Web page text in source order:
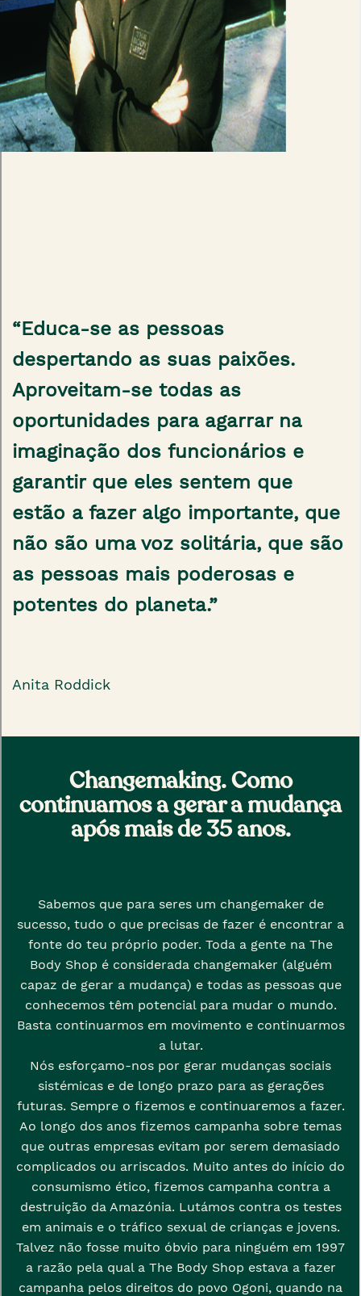
“Educa-se as pessoas
despertando as suas paixões.
Aproveitam-se todas as
oportunidades para agarrar na
imaginação dos funcionários e
garantir que eles sentem que
estão a fazer algo importante, que
não são uma voz solitária, que são
as pessoas mais poderosas e
potentes do planeta.”
Anita Roddick
Changemaking. Como
continuamos a gerar a mudança
após mais de 35 anos.
Sabemos que para seres um changemaker de
sucesso, tudo o que precisas de fazer é encontrar a
fonte do teu próprio poder. Toda a gente na The
Body Shop é considerada changemaker (alguém
capaz de gerar a mudança) e todas as pessoas que
conhecemos têm potencial para mudar o mundo.
Basta continuarmos em movimento e continuarmos
a lutar.
Nós esforçamo-nos por gerar mudanças sociais
sistémicas e de longo prazo para as gerações
futuras. Sempre o fizemos e continuaremos a fazer.
Ao longo dos anos fizemos campanha sobre temas
que outras empresas evitam por serem demasiado
complicados ou arriscados. Muito antes do início do
consumismo ético, fizemos campanha contra a
destruição da Amazónia. Lutámos contra os testes
em animais e o tráfico sexual de crianças e jovens.
Talvez não fosse muito óbvio para ninguém em 1997
a razão pela qual a The Body Shop estava a fazer
campanha pelos direitos do povo Ogoni, quando na